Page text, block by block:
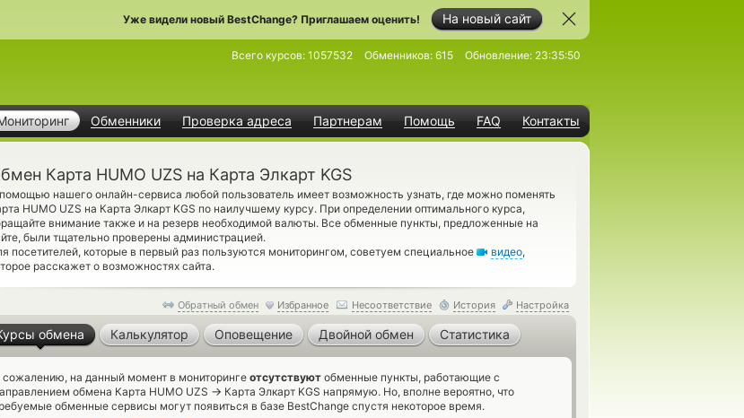
На новый сайт
Уже видели новый BestChange? Приглашаем оценить!
Обменники Проверка адреса Партнерам Помощь FAQ Контакты
Всего курсов: 1057532 Обменников: 615 Обновление: 23:35:50
Карта HUMO UZS на Карта Элкарт KGS
нашего онлайн-сервиса любой пользователь имеет возможность узнать, где можно поменять
HUMO UZS на Карта Элкарт KGS по наилучшему курсу. При определении оптимального курса,
внимание также и на резерв необходимой валюты. Все обменные пункты, предложенные на
были тщательно проверены администрацией.
посетителей, которые в первый раз пользуются мониторингом, советуем специальное
видео,
расскажет о возможностях сайта.
Обратный обмен Избранное Несоответствие История Настройка
обмена Калькулятор Оповещение Двойной обмен Статистика
сожалению, на данный момент в мониторинге отсутствуют обменные пункты, работающие с
обмена Карта HUMO UZS → Карта Элкарт KGS напрямую. Но, вполне вероятно, что
обменные сервисы могут появиться в базе BestChange спустя некоторое время.